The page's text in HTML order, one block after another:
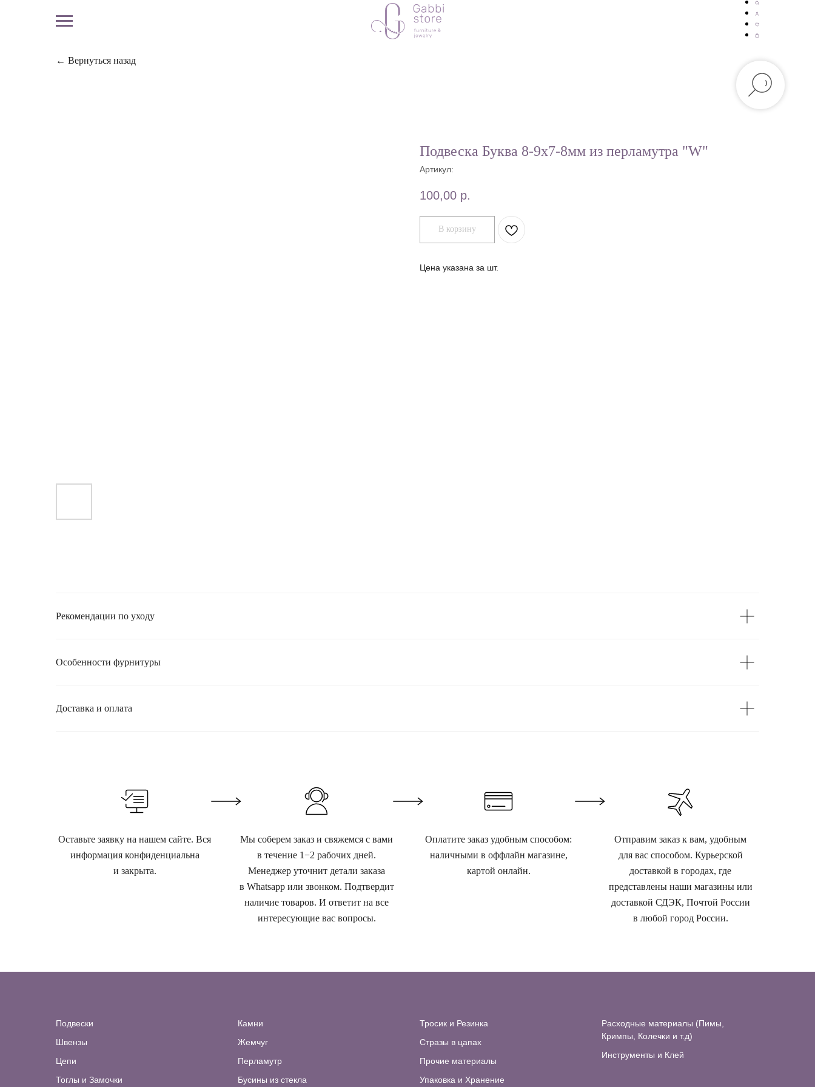
← Вернуться назад
Подвеска Буква 8-9х7-8мм из перламутра "W"
Артикул:
100,00 р.
В корзину
Цена указана за шт.
Рекомендации по уходу
Особенности фурнитуры
Доставка и оплата
Оставьте заявку на нашем сайте. Вся
информация конфиденциальна
и закрыта.
Мы соберем заказ и свяжемся с вами
в течение 1−2 рабочих дней.
Менеджер уточнит детали заказа
в Whatsapp или звонком. Подтвердит
наличие товаров. И ответит на все
интересующие вас вопросы.
Оплатите заказ удобным способом:
наличными в оффлайн магазине,
картой онлайн.
Отправим заказ к вам, удобным
для вас способом. Курьерской
доставкой в городах, где
представлены наши магазины или
доставкой СДЭК, Почтой России
в любой город России.
Подвески
Швензы
Цепи
Тоглы и Замочки
Камни
Жемчуг
Перламутр
Бусины из стекла
Тросик и Резинка
Стразы в цапах
Прочие материалы
Упаковка и Хранение
Расходные материалы (Пимы,
Кримпы, Колечки и т.д)
Инструменты и Клей